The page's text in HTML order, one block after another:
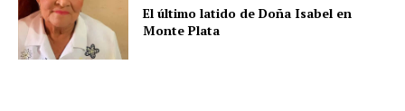
El último latido de Doña Isabel en
Monte Plata